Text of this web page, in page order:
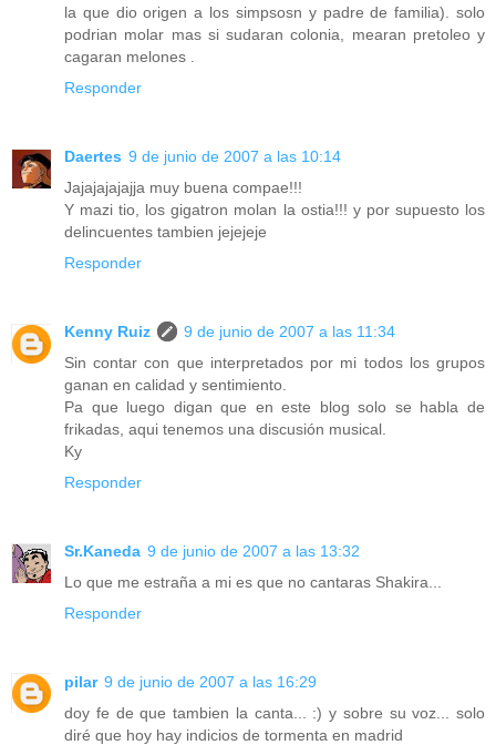
la que dio origen a los simpsosn y padre de familia). solo
podrian molar mas si sudaran colonia, mearan pretoleo y
cagaran melones .
Responder
Daertes 9 de junio de 2007 a las 10:14
Jajajajajajja muy buena compae!!!
Y mazi tio, los gigatron molan la ostia!!! y por supuesto los
delincuentes tambien jejejeje
Responder
Kenny Ruiz
9 de junio de 2007 a las 11:34
Sin contar con que interpretados por mi todos los grupos
ganan en calidad y sentimiento.
Pa que luego digan que en este blog solo se habla de
frikadas, aqui tenemos una discusión musical.
Ky
Responder
Sr.Kaneda 9 de junio de 2007 a las 13:32
Lo que me estraña a mi es que no cantaras Shakira...
Responder
pilar 9 de junio de 2007 a las 16:29
doy fe de que tambien la canta... :) y sobre su voz... solo
diré que hoy hay indicios de tormenta en madrid